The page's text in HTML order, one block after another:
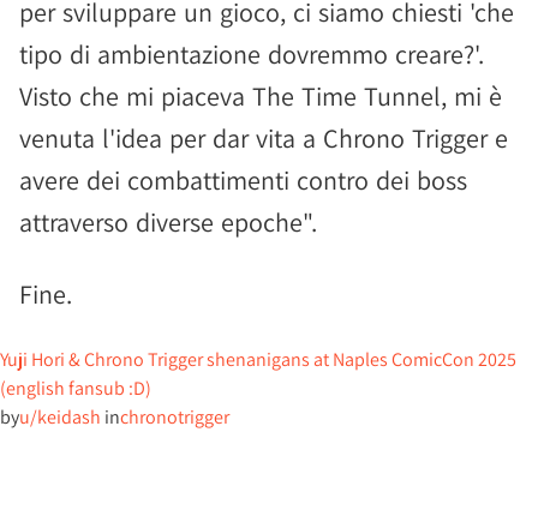
per sviluppare un gioco, ci siamo chiesti 'che
tipo di ambientazione dovremmo creare?'.
Visto che mi piaceva The Time Tunnel, mi è
venuta l'idea per dar vita a Chrono Trigger e
avere dei combattimenti contro dei boss
attraverso diverse epoche".
Fine.
Yuji Hori & Chrono Trigger shenanigans at Naples ComicCon 2025
(english fansub :D)
byu/keidash inchronotrigger